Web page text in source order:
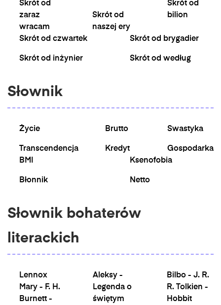
Skrót od
zaraz
wracam
Skrót od
naszej ery
Skrót od
bilion
Skrót od czwartek
Skrót od inżynier
Skrót od brygadier
Skrót od według
Słownik
Życie
Transcendencja
Brutto
Kredyt
Swastyka
Gospodarka
BMI
Błonnik
Ksenofobia
Netto
Słownik bohaterów
literackich
Lennox
Mary - F. H.
Burnett -
Aleksy -
Legenda o
świętym
Bilbo - J. R.
R. Tolkien -
Hobbit